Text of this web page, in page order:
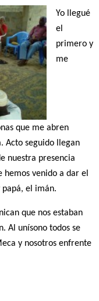
Yo llegué
el
primero y
me
que me abren
Acto seguido llegan
nuestra presencia
hemos venido a dar el
el imán.
que nos estaban
Al unísono todos se
y nosotros enfrente